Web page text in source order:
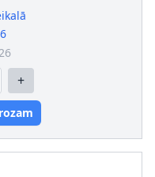
personālam!
: BA15s
+